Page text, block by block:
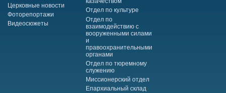
Церковные новости
Фоторепортажи
Видеосюжеты
Отдел по культуре
Отдел по
взаимодействию с
вооруженными силами
и
правоохранительными
органами
Отдел по тюремному
служению
Миссионерский отдел
Епархиальный склад